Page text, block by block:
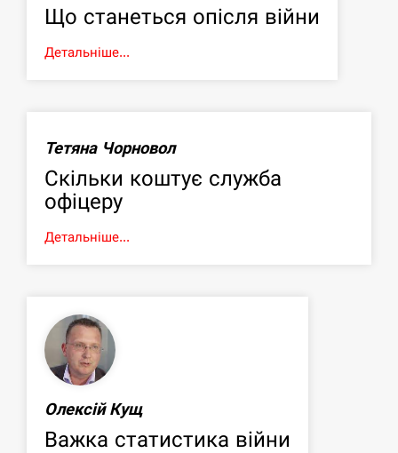
Що станеться опісля війни
Детальніше...
Тетяна Чорновол
Скільки коштує служба
офіцеру
Детальніше...
Олексій Кущ
Важка статистика війни